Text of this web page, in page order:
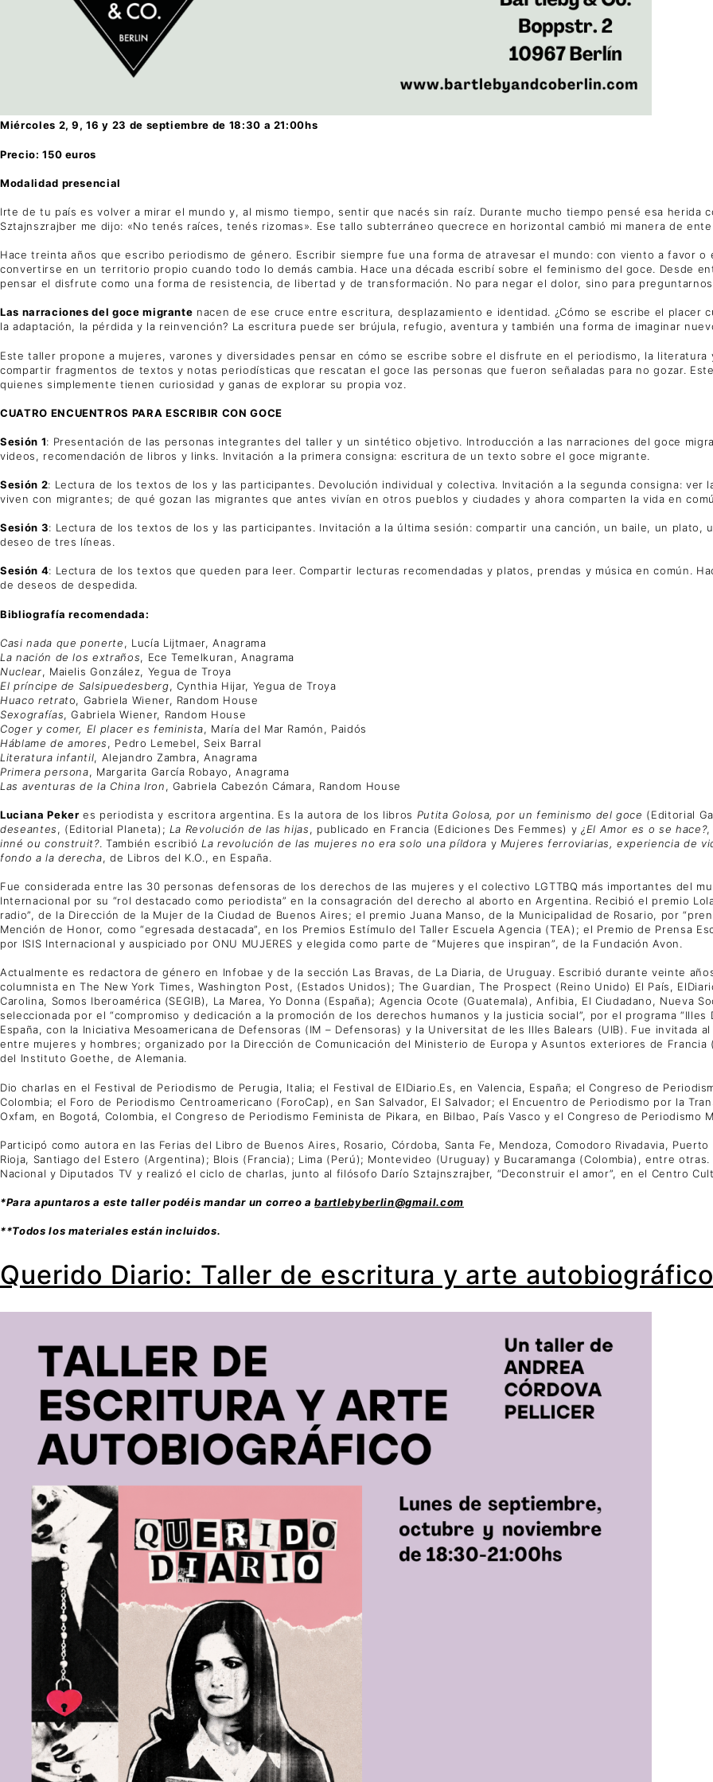
Miércoles 2, 9, 16 y 23 de septiembre de 18:30 a 21:00hs
Precio: 150 euros
Modalidad presencial
Irte de tu país es volver a mirar el mundo y, al mismo tiempo, sentir que nacés sin raíz. Durante mucho tiempo pensé esa herida
Sztajnszrajber me dijo: «No tenés raíces, tenés rizomas». Ese tallo subterráneo quecrece en horizontal cambió mi manera de
Hace treinta años que escribo periodismo de género. Escribir siempre fue una forma de atravesar el mundo: con viento a favor
convertirse en un territorio propio cuando todo lo demás cambia. Hace una década escribí sobre el feminismo del goce. Desde
pensar el disfrute como una forma de resistencia, de libertad y de transformación. No para negar el dolor, sino para
Las narraciones del goce migrante nacen de ese cruce entre escritura, desplazamiento e identidad. ¿Cómo se escribe el placer
la adaptación, la pérdida y la reinvención? La escritura puede ser brújula, refugio, aventura y también una forma de imaginar
Este taller propone a mujeres, varones y diversidades pensar en cómo se escribe sobre el disfrute en el periodismo, la
compartir fragmentos de textos y notas periodísticas que rescatan el goce las personas que fueron señaladas para no gozar.
quienes simplemente tienen curiosidad y ganas de explorar su propia voz.
CUATRO ENCUENTROS PARA ESCRIBIR CON GOCE
Sesión 1: Presentación de las personas integrantes del taller y un sintético objetivo. Introducción a las narraciones del goce
videos, recomendación de libros y links. Invitación a la primera consigna: escritura de un texto sobre el goce migrante.
Sesión 2: Lectura de los textos de los y las participantes. Devolución individual y colectiva. Invitación a la segunda consigna:
viven con migrantes; de qué gozan las migrantes que antes vivían en otros pueblos y ciudades y ahora comparten la vida en
Sesión 3: Lectura de los textos de los y las participantes. Invitación a la última sesión: compartir una canción, un baile, un plato,
deseo de tres líneas.
Sesión 4: Lectura de los textos que queden para leer. Compartir lecturas recomendadas y platos, prendas y música en común.
de deseos de despedida.
Bibliografía recomendada:
Casi nada que ponerte, Lucía Lijtmaer, Anagrama
La nación de los extraños, Ece Temelkuran, Anagrama
Nuclear, Maielis González, Yegua de Troya
El príncipe de Salsipuedesberg, Cynthia Hijar, Yegua de Troya
Huaco retrato, Gabriela Wiener, Random House
Sexografías, Gabriela Wiener, Random House
Coger y comer, El placer es feminista, María del Mar Ramón, Paidós
Háblame de amores, Pedro Lemebel, Seix Barral
Literatura infantil, Alejandro Zambra, Anagrama
Primera persona, Margarita García Robayo, Anagrama
Las aventuras de la China Iron, Gabriela Cabezón Cámara, Random House
Luciana Peker es periodista y escritora argentina. Es la autora de los libros Putita Golosa, por un feminismo del goce (Editorial
deseantes, (Editorial Planeta); La Revolución de las hijas, publicado en Francia (Ediciones Des Femmes) y ¿El Amor es o se hace?,
inné ou construit?. También escribióLa revolución de las mujeres no era solo una píldora y Mujeres ferroviarias, experiencia de
fondo a la derecha, de Libros del K.O., en España.
Fue considerada entre las 30 personas defensoras de los derechos de las mujeres y el colectivo LGTTBQ más importantes del
Internacional por su “rol destacado como periodista” en la consagración del derecho al aborto en Argentina. Recibió el premio
radio”, de la Dirección de la Mujer de la Ciudad de Buenos Aires; el premio Juana Manso, de la Municipalidad de Rosario, por
Mención de Honor, como “egresada destacada”, en los Premios Estímulo del Taller Escuela Agencia (TEA); el Premio de Prensa
por ISIS Internacional y auspiciado por ONU MUJERES y elegida como parte de “Mujeres que inspiran”, de la Fundación Avon.
Actualmente es redactora de género en Infobae y de la sección Las Bravas, de La Diaria, de Uruguay. Escribió durante veinte
columnista en The New York Times, Washington Post, (Estados Unidos); The Guardian, The Prospect (Reino Unido) El País,
Carolina, Somos Iberoamérica (SEGIB), La Marea, Yo Donna (España); Agencia Ocote (Guatemala), Anfibia, El Ciudadano, Nueva
seleccionada por el “compromiso y dedicación a la promoción de los derechos humanos y la justicia social”, por el programa
España, con la Iniciativa Mesoamericana de Defensoras (IM – Defensoras) y la Universitat de les Illes Balears (UIB). Fue invitada
entre mujeres y hombres; organizado por la Dirección de Comunicación del Ministerio de Europa y Asuntos exteriores de Francia
del Instituto Goethe, de Alemania.
Dio charlas en el Festival de Periodismo de Perugia, Italia; el Festival de ElDiario.Es, en Valencia, España; el Congreso de
Colombia; el Foro de Periodismo Centroamericano (ForoCap), en San Salvador, El Salvador; el Encuentro de Periodismo por la
Oxfam, en Bogotá, Colombia, el Congreso de Periodismo Feminista de Pikara, en Bilbao, País Vasco y el Congreso de Periodismo
Participó como autora en las Ferias del Libro de Buenos Aires, Rosario, Córdoba, Santa Fe, Mendoza, Comodoro Rivadavia,
Rioja, Santiago del Estero (Argentina); Blois (Francia); Lima (Perú); Montevideo (Uruguay) y Bucaramanga (Colombia), entre
Nacional y Diputados TV y realizó el ciclo de charlas, junto al filósofo Darío Sztajnszrajber, “Deconstruir el amor”, en el Centro
*Para apuntaros a este taller podéis mandar un correo abartlebyberlin@gmail.com
**Todos los materiales están incluidos.
Querido Diario: Taller de escritura y arte autobiográfico